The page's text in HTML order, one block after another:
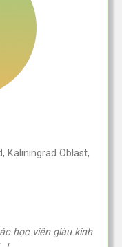
Kaliningrad Oblast,
học viên giàu kinh